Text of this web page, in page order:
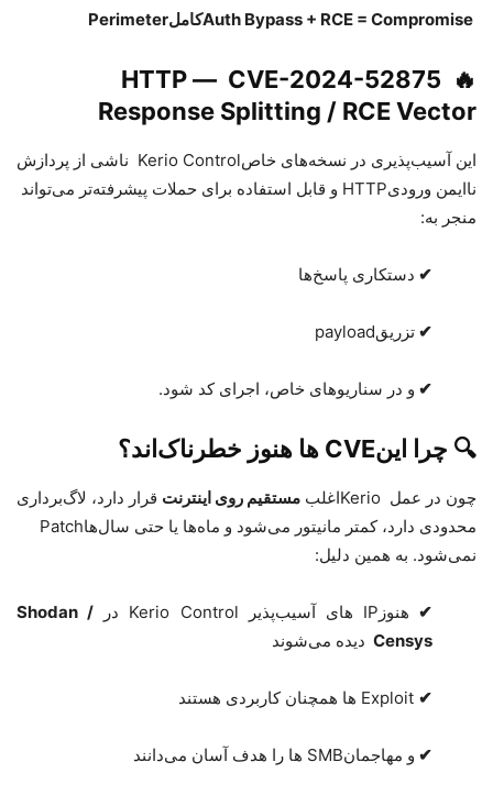
Auth Bypass + RCE = CompromiseکاملPerimeter
🔥
CVE-2024-52875
—
HTTP
Response Splitting / RCE Vector
این آسیب‌پذیری در نسخه‌های خاصKerio Control ناشی از پردازش
ناایمن ورودیHTTP و قابل استفاده برای حملات پیشرفته‌تر می‌تواند
منجر به:
✔ دستکاری پاسخ‌ها
✔ تزریقpayload
✔ و در سناریوهای خاص، اجرای کد شود.
🔍 چرا اینCVE ها هنوز خطرناک‌اند؟
چون در عمل Kerioاغلب مستقیم روی اینترنت قرار دارد، لاگ‌برداری
محدودی دارد، کمتر مانیتور می‌شود و ماه‌ها یا حتی سال‌هاPatch
نمی‌شود. به همین دلیل:
✔ هنوز IP های آسیب‌پذیر Kerio Control در Shodan /
Censys دیده می‌شوند
Exploit ✔ ها همچنان کاربردی هستند
✔ و مهاجمانSMB ها را هدف آسان می‌دانند